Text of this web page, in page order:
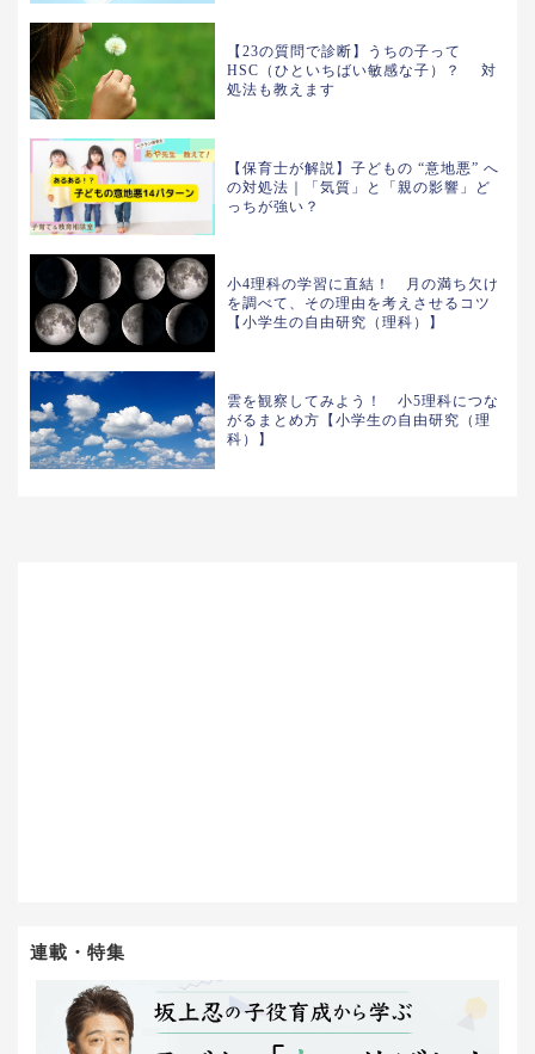
【23の質問で診断】うちの子って
HSC（ひといちばい敏感な子）？ 対
処法も教えます
【保育士が解説】子どもの “意地悪” へ
の対処法｜「気質」と「親の影響」ど
っちが強い？
小4理科の学習に直結！ 月の満ち欠け
を調べて、その理由を考えさせるコツ
【小学生の自由研究（理科）】
雲を観察してみよう！ 小5理科につな
がるまとめ方【小学生の自由研究（理
科）】
連載・特集